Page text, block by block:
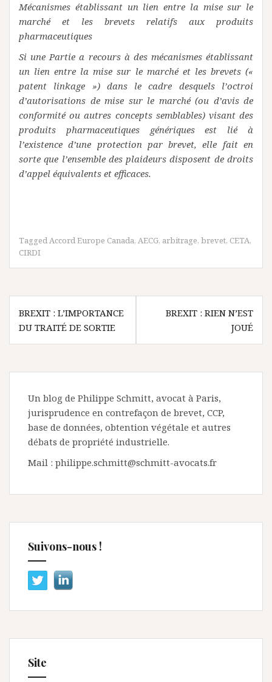
Mécanismes établissant un lien entre la mise sur le
marché et les brevets relatifs aux produits
pharmaceutiques
Si une Partie a recours à des mécanismes établissant
un lien entre la mise sur le marché et les brevets («
patent linkage ») dans le cadre desquels l’octroi
d’autorisations de mise sur le marché (ou d’avis de
conformité ou autres concepts semblables) visant des
produits pharmaceutiques génériques est lié à
l’existence d’une protection par brevet, elle fait en
sorte que l’ensemble des plaideurs disposent de droits
d’appel équivalents et efficaces.
TaggedAccord Europe Canada, AECG, arbitrage, brevet, CETA,
CIRDI
Navigation
de
l’article
BREXIT : L’IMPORTANCE
DU TRAITÉ DE SORTIE
BREXIT : RIEN N’EST
JOUÉ
Un blog de Philippe Schmitt, avocat à Paris,
jurisprudence en contrefaçon de brevet, CCP,
base de données, obtention végétale et autres
débats de propriété industrielle.
Mail : philippe.schmitt@schmitt-avocats.fr
Suivons-nous !
Site